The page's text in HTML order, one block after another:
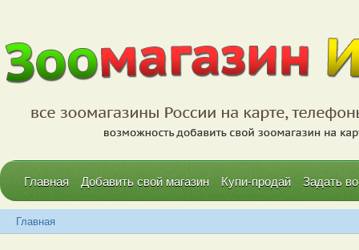
Главная Добавить свой магазин Купи-продай Задать
Главная